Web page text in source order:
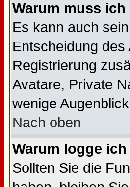
Warum muss
Es kann auch
Entscheidung
Registrierung
Avatare, Private
wenige
Nach oben
Warum logge
Sollten Sie die